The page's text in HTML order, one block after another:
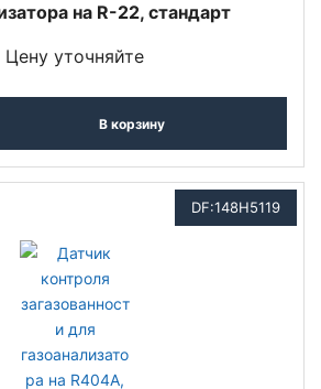
на R-22, стандарт
Цену уточняйте
В корзину
DF:148H5119